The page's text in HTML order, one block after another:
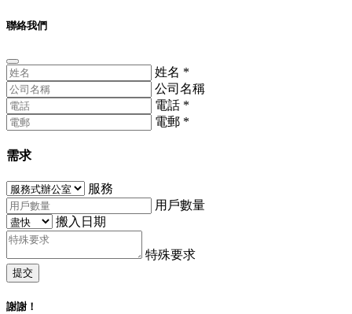
聯絡我們
姓名 *
公司名稱
電話 *
電郵 *
需求
服務
用戶數量
搬入日期
特殊要求
提交
謝謝！